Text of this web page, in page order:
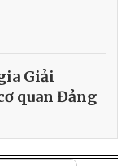
Giải
quan Đảng